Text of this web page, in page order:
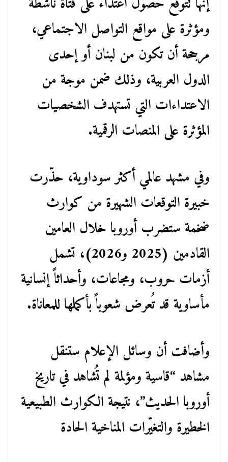
ومؤثرة على مواقع التواصل الاجتماعي،
مرجحة أن تكون من لبنان أو إحدى
الدول العربية، وذلك ضمن موجة من
الاعتداءات التي تستهدف الشخصيات
المؤثرة على المنصات الرقمية.
وفي مشهد عالمي أكثر سوداوية، حذّرت
خبيرة التوقعات الشهيرة من كوارث
ضخمة ستضرب أوروبا خلال العامين
القادمين (2025 و2026)، تشمل
أزمات حروب، ومجاعات، وأحداثاً إنسانية
مأساوية قد تُعرض شعوباً بأكملها للمعاناة.
وأضافت أن وسائل الإعلام ستنقل
مشاهد “قاسية ومؤلمة لم تُشاهد في تاريخ
أوروبا الحديث”، نتيجة الكوارث الطبيعية
الخطيرة والتغيّرات المناخية الحادة